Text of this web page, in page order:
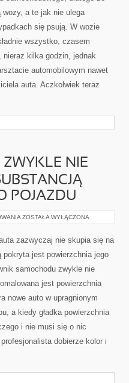
a te jak nie ulega
się psują. W wozie
wszystko, czasem
nieraz kilka godzin, jednak
automobilowym nawet
auta. Aczkolwiek teraz
ZWYKLE NIE
POJAZDU
PRZECIĘTNY
NIE
SIĘ
KWESTII,
SUBSTANCJĄ
POKRYTA
JEST
KAROSERIA
JEGO
POJAZDU
ZOSTAŁA WYŁĄCZONA
zazwyczaj nie skupia się na
pokryta jest powierzchnia jego
samochodu zwykle nie
jest powierzchnia
nowe auto w upragnionym
a kiedy gładka powierzchnia
i nie musi się o nic
dobierze kolor i